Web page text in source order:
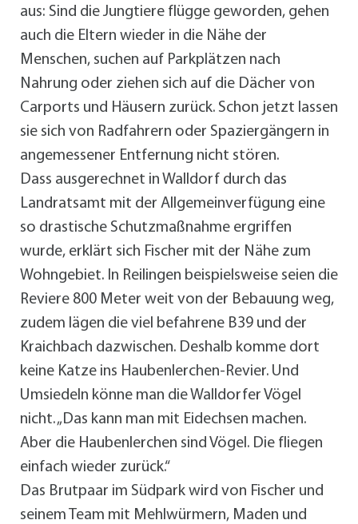
aus: Sind die Jungtiere flügge geworden, gehen
auch die Eltern wieder in die Nähe der
Menschen, suchen auf Parkplätzen nach
Nahrung oder ziehen sich auf die Dächer von
Carports und Häusern zurück. Schon jetzt lassen
sie sich von Radfahrern oder Spaziergängern in
angemessener Entfernung nicht stören.
Dass ausgerechnet in Walldorf durch das
Landratsamt mit der Allgemeinverfügung eine
so drastische Schutzmaßnahme ergriffen
wurde, erklärt sich Fischer mit der Nähe zum
Wohngebiet. In Reilingen beispielsweise seien die
Reviere 800 Meter weit von der Bebauung weg,
zudem lägen die viel befahrene B39 und der
Kraichbach dazwischen. Deshalb komme dort
keine Katze ins Haubenlerchen-Revier. Und
Umsiedeln könne man die Walldorfer Vögel
nicht. „Das kann man mit Eidechsen machen.
Aber die Haubenlerchen sind Vögel. Die fliegen
einfach wieder zurück.“
Das Brutpaar im Südpark wird von Fischer und
seinem Team mit Mehlwürmern, Maden und